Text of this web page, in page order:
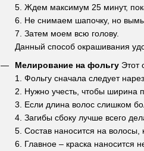
5. Ждем максимум 25 минут,
6. Не снимаем шапочку, но
7. Затем моем всю голову.
Данный способ окрашивания
Мелирование на фольгу Этот
1. Фольгу сначала следует
2. Нужно учесть, чтобы ширина
3. Если длина волос слишком
4. Загибы сбоку лучше всего
5. Состав наносится на
6. Главное – краска наносится